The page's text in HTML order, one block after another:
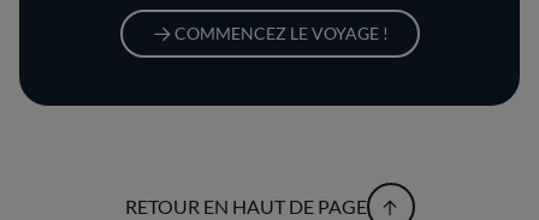
COMMENCEZ LE VOYAGE !
RETOUR EN HAUT DE PAGE